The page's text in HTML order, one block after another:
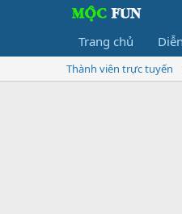
Trang chủ
Thành viên trực tuyến